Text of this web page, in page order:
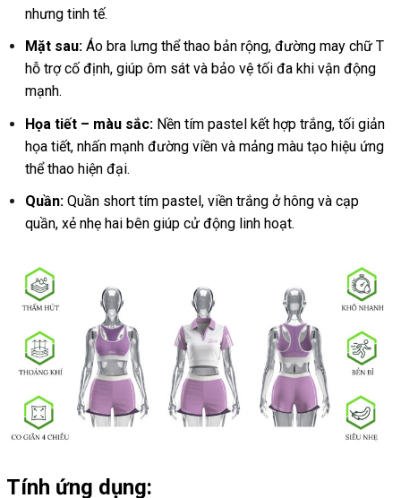
nhưng tinh tế.
Mặt sau:Áo bra lưng thể thao bản rộng, đường may chữ T
hỗ trợ cố định, giúp ôm sát và bảo vệ tối đa khi vận động
mạnh.
Họa tiết – màu sắc:Nền tím pastel kết hợp trắng, tối giản
họa tiết, nhấn mạnh đường viền và mảng màu tạo hiệu ứng
thể thao hiện đại.
Quần:Quần short tím pastel, viền trắng ở hông và cạp
quần, xẻ nhẹ hai bên giúp cử động linh hoạt.
Tính ứng dụng: